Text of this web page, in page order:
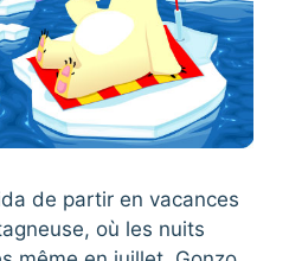
de partir en vacances
où les nuits